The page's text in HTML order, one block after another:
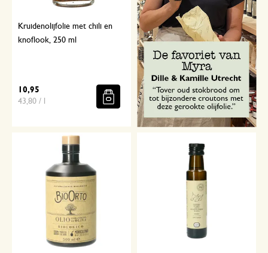
Kruidenolijfolie met chili en
knoflook, 250 ml
10,95
43,80 / l